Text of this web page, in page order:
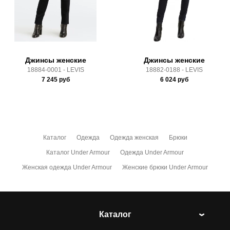
Здесь вы можете более детально ознакомиться с
условиями оплаты
Джинсы женские
18884-0001 - LEVIS
7 245руб
Джинсы женские
18882-0188 - LEVIS
6 024 руб
Каталог Одежда Одежда женская Брюки
Каталог Under Armour Одежда Under Armour
Женская одежда Under Armour Женские брюки Under Armour
Каталог